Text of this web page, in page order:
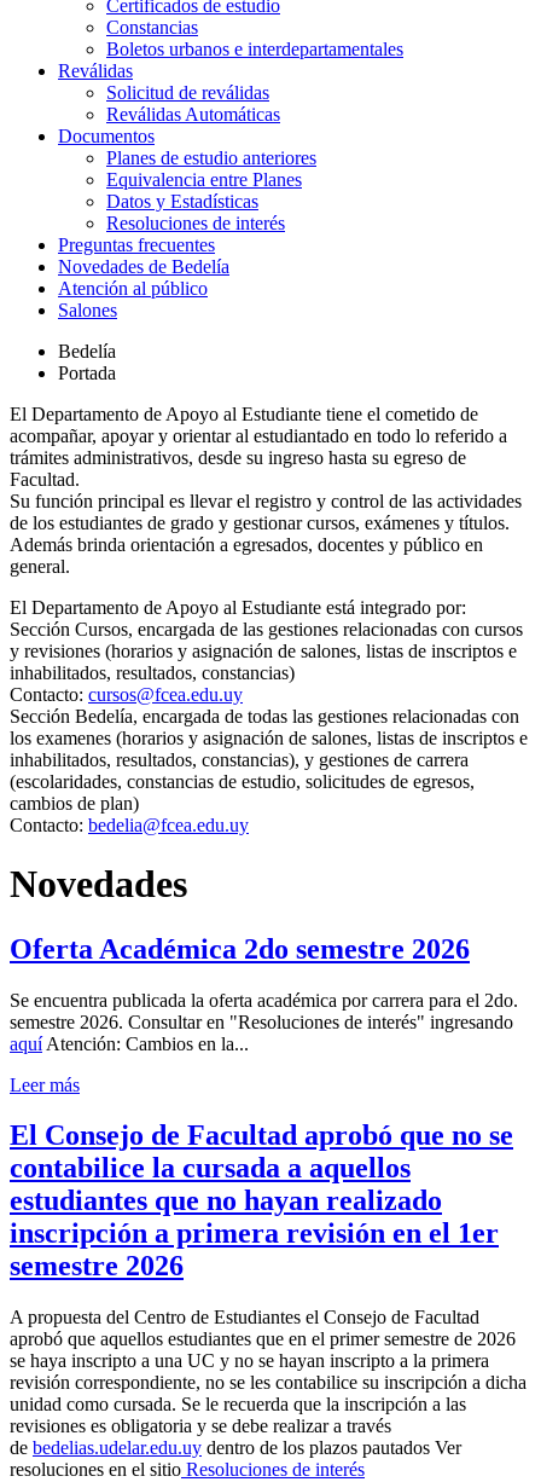
Certificados de estudio
Constancias
Boletos urbanos e interdepartamentales
Reválidas
Solicitud de reválidas
Reválidas Automáticas
Documentos
Planes de estudio anteriores
Equivalencia entre Planes
Datos y Estadísticas
Resoluciones de interés
Preguntas frecuentes
Novedades de Bedelía
Atención al público
Salones
Bedelía
Portada
El Departamento de Apoyo al Estudiante tiene el cometido de
acompañar, apoyar y orientar al estudiantado en todo lo referido a
trámites administrativos, desde su ingreso hasta su egreso de
Facultad.
Su función principal es llevar el registro y control de las actividades
de los estudiantes de grado y gestionar cursos, exámenes y títulos.
Además brinda orientación a egresados, docentes y público en
general.
El Departamento de Apoyo al Estudiante está integrado por:
Sección Cursos, encargada de las gestiones relacionadas con cursos
y revisiones (horarios y asignación de salones, listas de inscriptos e
inhabilitados, resultados, constancias)
Contacto: cursos@fcea.edu.uy
Sección Bedelía, encargada de todas las gestiones relacionadas con
los examenes (horarios y asignación de salones, listas de inscriptos e
inhabilitados, resultados, constancias), y gestiones de carrera
(escolaridades, constancias de estudio, solicitudes de egresos,
cambios de plan)
Contacto: bedelia@fcea.edu.uy
Novedades
Oferta Académica 2do semestre 2026
Se encuentra publicada la oferta académica por carrera para el 2do.
semestre 2026. Consultar en "Resoluciones de interés" ingresando
aquíAtención: Cambios en la...
Leer más
El Consejo de Facultad aprobó que no se
contabilice la cursada a aquellos
estudiantes que no hayan realizado
inscripción a primera revisión en el 1er
semestre 2026
A propuesta del Centro de Estudiantes el Consejo de Facultad
aprobó que aquellos estudiantes que en el primer semestre de 2026
se haya inscripto a una UC y no se hayan inscripto a la primera
revisión correspondiente, no se les contabilice su inscripción a dicha
unidad como cursada. Se le recuerda que la inscripción a las
revisiones es obligatoria y se debe realizar a través
de bedelias.udelar.edu.uy dentro de los plazos pautados Ver
resoluciones en el sitio Resoluciones de interés